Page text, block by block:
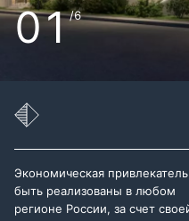
01/6
Экономическая
быть реализованы в любом
регионе России, за счет